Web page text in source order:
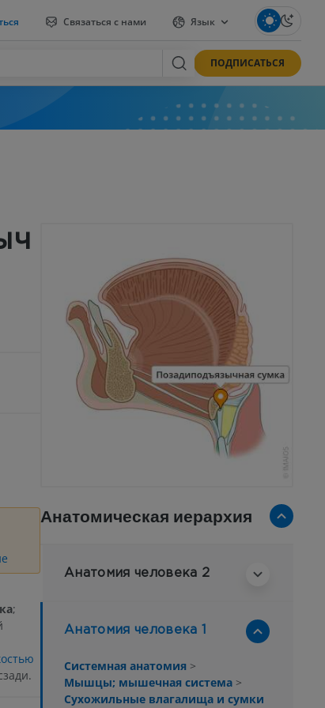
Связаться с нами Язык
ПОДПИСАТЬСЯ
;
Анатомическая иерархия
Анатомия человека 2
Анатомия человека 1
Системная анатомия >
Мышцы; мышечная система >
Сухожильные влагалища и сумки